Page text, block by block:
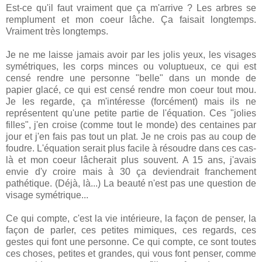
Est-ce qu'il faut vraiment que ça m'arrive ? Les arbres se
remplument et mon coeur lâche. Ça faisait longtemps.
Vraiment très longtemps.
Je ne me laisse jamais avoir par les jolis yeux, les visages
symétriques, les corps minces ou voluptueux, ce qui est
censé rendre une personne "belle" dans un monde de
papier glacé, ce qui est censé rendre mon coeur tout mou.
Je les regarde, ça m'intéresse (forcément) mais ils ne
représentent qu'une petite partie de l'équation. Ces "jolies
filles", j'en croise (comme tout le monde) des centaines par
jour et j'en fais pas tout un plat. Je ne crois pas au coup de
foudre. L'équation serait plus facile à résoudre dans ces cas-
là et mon coeur lâcherait plus souvent. A 15 ans, j'avais
envie d'y croire mais à 30 ça deviendrait franchement
pathétique. (Déjà, là...) La beauté n'est pas une question de
visage symétrique...
Ce qui compte, c'est la vie intérieure, la façon de penser, la
façon de parler, ces petites mimiques, ces regards, ces
gestes qui font une personne. Ce qui compte, ce sont toutes
ces choses, petites et grandes, qui vous font penser, comme